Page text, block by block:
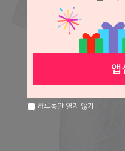
하루동안 열지 않기